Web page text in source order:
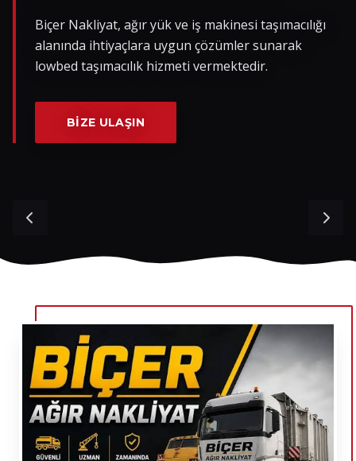
İletişim
Biçer Nakliyat, ağır yük ve iş makinesi taşımacılığı
alanında ihtiyaçlara uygun çözümler sunarak
lowbed taşımacılık hizmeti vermektedir.
BIZE ULAŞIN